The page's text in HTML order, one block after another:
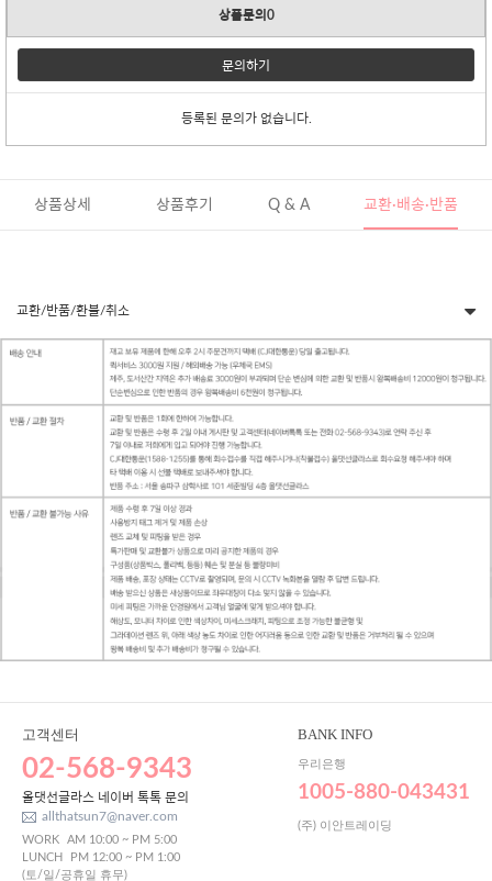
상품문의0
문의하기
등록된 문의가 없습니다.
상품상세 상품후기 Q & A 교환·배송·반품
교환/반품/환불/취소
고객센터
02-568-9343
올댓선글라스 네이버 톡톡 문의
allthatsun7@naver.com
WORK
AM 10:00 ~ PM 5:00
LUNCH
PM 12:00 ~ PM 1:00
(토/일/공휴일 휴무)
BANK INFO
우리은행
1005-880-043431
(주) 이안트레이딩